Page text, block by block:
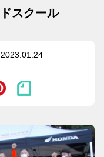
スクール